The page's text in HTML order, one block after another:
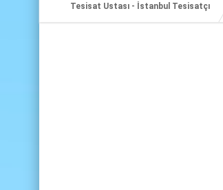
Tesisat Ustası - İstanbul Tesisatçı